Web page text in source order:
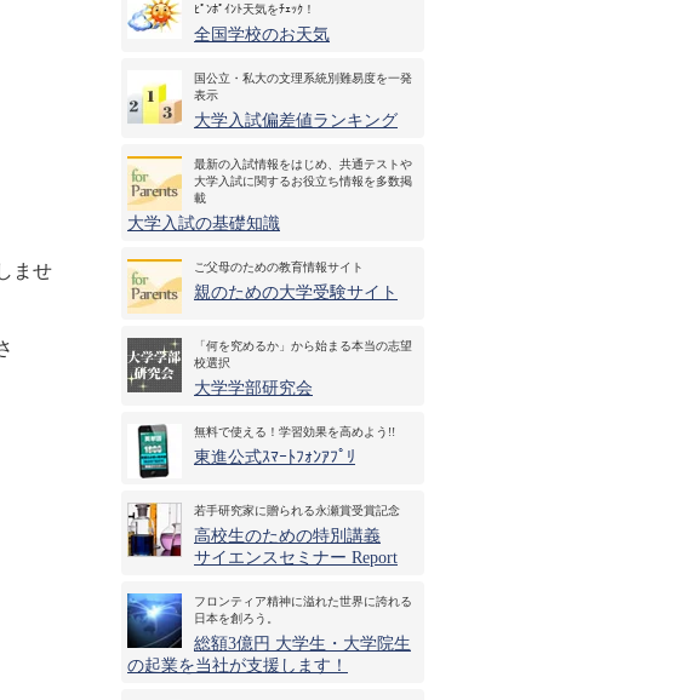
ませ
ﾋﾟﾝﾎﾟｲﾝﾄ天気をﾁｪｯｸ！
全国学校のお天気
国公立・私大の文理系統別難易度を一発
表示
大学入試偏差値ランキング
最新の入試情報をはじめ、共通テストや
大学入試に関するお役立ち情報を多数掲
載
大学入試の基礎知識
ご父母のための教育情報サイト
親のための大学受験サイト
「何を究めるか」から始まる本当の志望
校選択
大学学部研究会
無料で使える！学習効果を高めよう!!
東進公式ｽﾏｰﾄﾌｫﾝｱﾌﾟﾘ
若手研究家に贈られる永瀬賞受賞記念
高校生のための特別講義
サイエンスセミナー Report
フロンティア精神に溢れた世界に誇れる
日本を創ろう。
総額3億円 大学生・大学院生
の起業を当社が支援します！